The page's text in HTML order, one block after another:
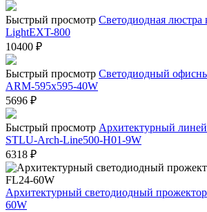
Быстрый просмотр Светодиодная люстра
LightEXT-800
10400 ₽
Быстрый просмотр Светодиодный
ARM-595х595-40W
5696 ₽
Быстрый просмотр Архитектурный
STLU-Arch-Line500-H01-9W
6318 ₽
Архитектурный светодиодный
60W